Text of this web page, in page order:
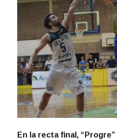
En la recta final,